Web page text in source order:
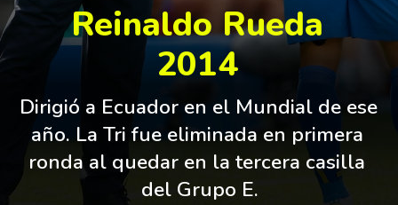
Dirigió a Ecuador en el Mundial de ese
año. La Tri fue eliminada en primera
ronda al quedar en la tercera casilla
del Grupo E.
Reinaldo Rueda
2014